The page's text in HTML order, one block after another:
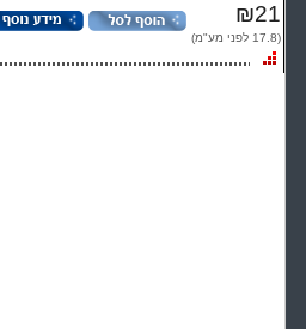
₪21
(17.8 לפני מע"מ)